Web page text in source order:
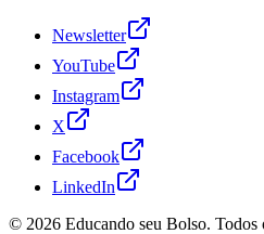
Newsletter
YouTube
Instagram
X
Facebook
LinkedIn
© 2026 Educando seu Bolso. Todos